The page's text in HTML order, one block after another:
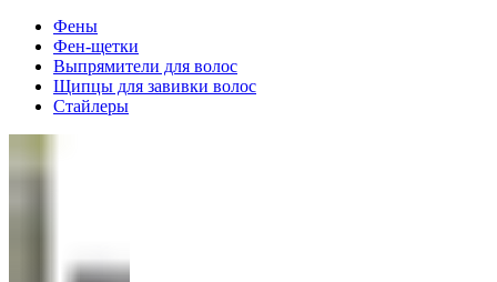
Фены
Фен-щетки
Выпрямители для волос
Щипцы для завивки волос
Стайлеры